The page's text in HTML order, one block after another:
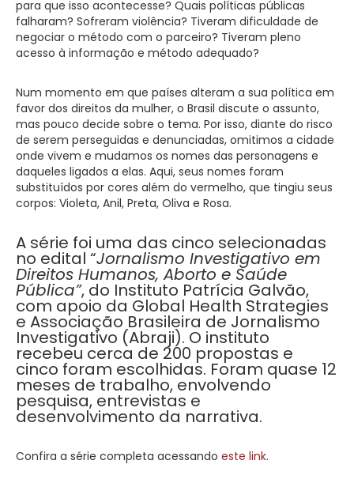
para que isso acontecesse? Quais políticas públicas
falharam? Sofreram violência? Tiveram dificuldade de
negociar o método com o parceiro? Tiveram pleno
acesso à informação e método adequado?
Num momento em que países alteram a sua política em
favor dos direitos da mulher, o Brasil discute o assunto,
mas pouco decide sobre o tema. Por isso, diante do risco
de serem perseguidas e denunciadas, omitimos a cidade
onde vivem e mudamos os nomes das personagens e
daqueles ligados a elas. Aqui, seus nomes foram
substituídos por cores além do vermelho, que tingiu seus
corpos: Violeta, Anil, Preta, Oliva e Rosa.
A série foi uma das cinco selecionadas
no edital “Jornalismo Investigativo em
Direitos Humanos, Aborto e Saúde
Pública”, do Instituto Patrícia Galvão,
com apoio da Global Health Strategies
e Associação Brasileira de Jornalismo
Investigativo (Abraji). O instituto
recebeu cerca de 200 propostas e
cinco foram escolhidas. Foram quase 12
meses de trabalho, envolvendo
pesquisa, entrevistas e
desenvolvimento da narrativa.
Confira a série completa acessando este link.